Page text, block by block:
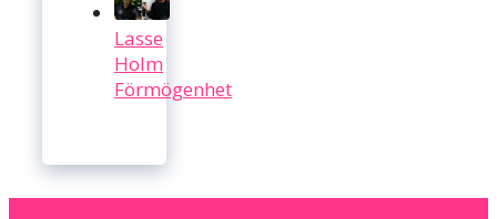
Lasse
Holm
Förmögenhet